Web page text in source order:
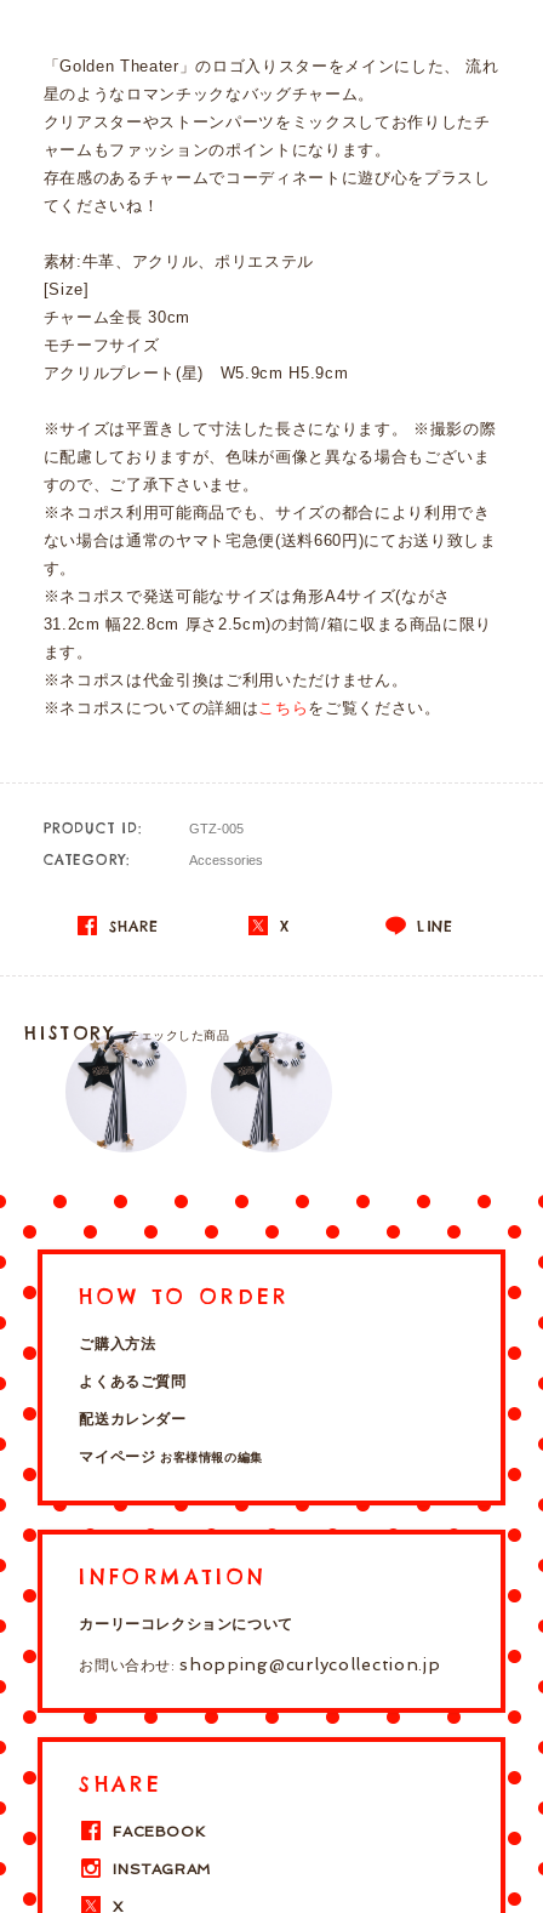
「Golden Theater」のロゴ入りスターをメインにした、 流れ
星のようなロマンチックなバッグチャーム。
クリアスターやストーンパーツをミックスしてお作りしたチ
ャームもファッションのポイントになります。
存在感のあるチャームでコーディネートに遊び心をプラスし
てくださいね！
素材:牛革、アクリル、ポリエステル
[Size]
チャーム全長 30cm
モチーフサイズ
アクリルプレート(星) W5.9cm H5.9cm
※サイズは平置きして寸法した長さになります。 ※撮影の際
に配慮しておりますが、色味が画像と異なる場合もございま
すので、ご了承下さいませ。
※ネコポス利用可能商品でも、サイズの都合により利用でき
ない場合は通常のヤマト宅急便(送料660円)にてお送り致しま
す。
※ネコポスで発送可能なサイズは角形A4サイズ(ながさ
31.2cm 幅22.8cm 厚さ2.5cm)の封筒/箱に収まる商品に限り
ます。
※ネコポスは代金引換はご利用いただけません。
※ネコポスについての詳細は こちら をご覧ください。
PRODUCT ID: GTZ-005
CATEGORY: Accessories
SHARE X LINE
HISTORYチェックした商品
HOW TO ORDER
ご購入方法
よくあるご質問
配送カレンダー
マイページ お客様情報の編集
INFORMATION
カーリーコレクションについて
お問い合わせ:shopping@curlycollection.jp
SHARE
FACEBOOK
INSTAGRAM
X